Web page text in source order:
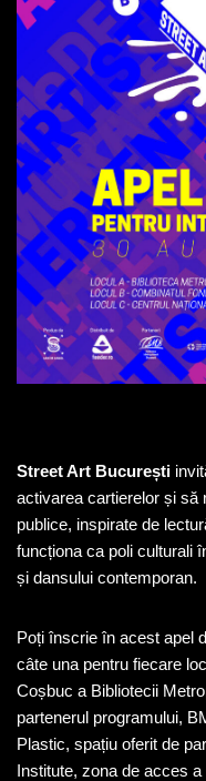
Street Art București
activarea cartierelor și să
publice, inspirate de
funcționa ca poli culturali
și dansului contemporan.
Poți înscrie în acest apel
câte una pentru fiecare
Coșbuc a Bibliotecii
partenerul programului,
Plastic, spațiu oferit de
Institute, zona de acces